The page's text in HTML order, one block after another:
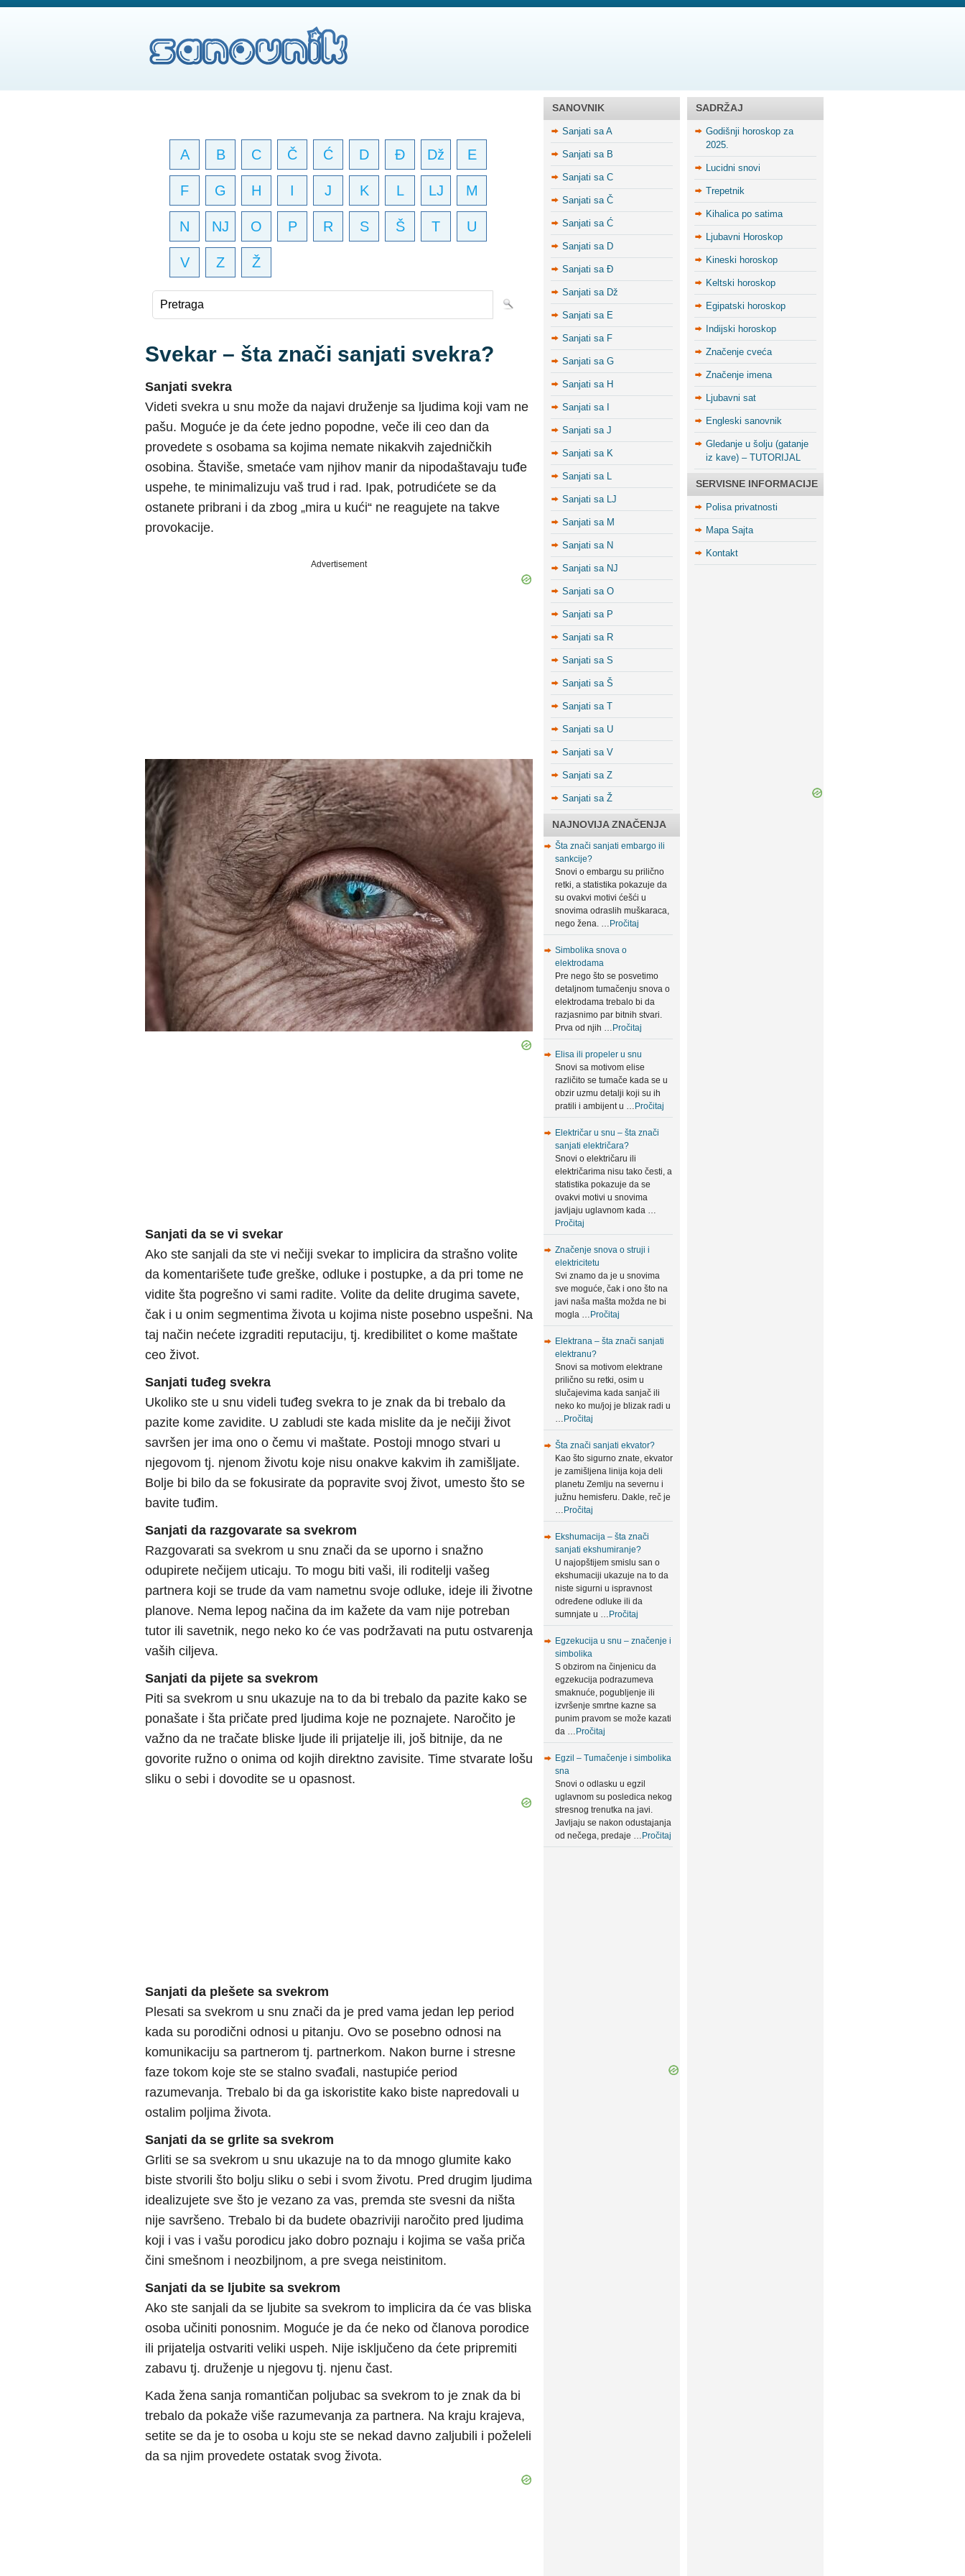
A B C Č Ć D Đ Dž E
F G H I J K L LJ M
N NJ O P R S Š T U
V Z Ž
Svekar – šta znači sanjati svekra?
Sanjati svekra
Videti svekra u snu može da najavi druženje sa ljudima koji vam ne
pašu. Moguće je da ćete jedno popodne, veče ili ceo dan da
provedete s osobama sa kojima nemate nikakvih zajedničkih
osobina. Štaviše, smetaće vam njihov manir da nipodaštavaju tuđe
uspehe, te minimalizuju vaš trud i rad. Ipak, potrudićete se da
ostanete pribrani i da zbog „mira u kući“ ne reagujete na takve
provokacije.
Advertisement
Sanjati da se vi svekar
Ako ste sanjali da ste vi nečiji svekar to implicira da strašno volite
da komentarišete tuđe greške, odluke i postupke, a da pri tome ne
vidite šta pogrešno vi sami radite. Volite da delite drugima savete,
čak i u onim segmentima života u kojima niste posebno uspešni. Na
taj način nećete izgraditi reputaciju, tj. kredibilitet o kome maštate
ceo život.
Sanjati tuđeg svekra
Ukoliko ste u snu videli tuđeg svekra to je znak da bi trebalo da
pazite kome zavidite. U zabludi ste kada mislite da je nečiji život
savršen jer ima ono o čemu vi maštate. Postoji mnogo stvari u
njegovom tj. njenom životu koje nisu onakve kakvim ih zamišljate.
Bolje bi bilo da se fokusirate da popravite svoj život, umesto što se
bavite tuđim.
Sanjati da razgovarate sa svekrom
Razgovarati sa svekrom u snu znači da se uporno i snažno
odupirete nečijem uticaju. To mogu biti vaši, ili roditelji vašeg
partnera koji se trude da vam nametnu svoje odluke, ideje ili životne
planove. Nema lepog načina da im kažete da vam nije potreban
tutor ili savetnik, nego neko ko će vas podržavati na putu ostvarenja
vaših ciljeva.
Sanjati da pijete sa svekrom
Piti sa svekrom u snu ukazuje na to da bi trebalo da pazite kako se
ponašate i šta pričate pred ljudima koje ne poznajete. Naročito je
važno da ne tračate bliske ljude ili prijatelje ili, još bitnije, da ne
govorite ružno o onima od kojih direktno zavisite. Time stvarate lošu
sliku o sebi i dovodite se u opasnost.
Sanjati da plešete sa svekrom
Plesati sa svekrom u snu znači da je pred vama jedan lep period
kada su porodični odnosi u pitanju. Ovo se posebno odnosi na
komunikaciju sa partnerom tj. partnerkom. Nakon burne i stresne
faze tokom koje ste se stalno svađali, nastupiće period
razumevanja. Trebalo bi da ga iskoristite kako biste napredovali u
ostalim poljima života.
Sanjati da se grlite sa svekrom
Grliti se sa svekrom u snu ukazuje na to da mnogo glumite kako
biste stvorili što bolju sliku o sebi i svom životu. Pred drugim ljudima
idealizujete sve što je vezano za vas, premda ste svesni da ništa
nije savršeno. Trebalo bi da budete obazriviji naročito pred ljudima
koji i vas i vašu porodicu jako dobro poznaju i kojima se vaša priča
čini smešnom i neozbiljnom, a pre svega neistinitom.
Sanjati da se ljubite sa svekrom
Ako ste sanjali da se ljubite sa svekrom to implicira da će vas bliska
osoba učiniti ponosnim. Moguće je da će neko od članova porodice
ili prijatelja ostvariti veliki uspeh. Nije isključeno da ćete pripremiti
zabavu tj. druženje u njegovu tj. njenu čast.
Kada žena sanja romantičan poljubac sa svekrom to je znak da bi
trebalo da pokaže više razumevanja za partnera. Na kraju krajeva,
setite se da je to osoba u koju ste se nekad davno zaljubili i poželeli
da sa njim provedete ostatak svog života.
SANOVNIK
Sanjati sa A
Sanjati sa B
Sanjati sa C
Sanjati sa Č
Sanjati sa Ć
Sanjati sa D
Sanjati sa Đ
Sanjati sa Dž
Sanjati sa E
Sanjati sa F
Sanjati sa G
Sanjati sa H
Sanjati sa I
Sanjati sa J
Sanjati sa K
Sanjati sa L
Sanjati sa LJ
Sanjati sa M
Sanjati sa N
Sanjati sa NJ
Sanjati sa O
Sanjati sa P
Sanjati sa R
Sanjati sa S
Sanjati sa Š
Sanjati sa T
Sanjati sa U
Sanjati sa V
Sanjati sa Z
Sanjati sa Ž
NAJNOVIJA ZNAČENJA
Šta znači sanjati embargo ili
sankcije?
Snovi o embargu su prilično
retki, a statistika pokazuje da
su ovakvi motivi ćešći u
snovima odraslih muškaraca,
nego žena. … Pročitaj
Simbolika snova o
elektrodama
Pre nego što se posvetimo
detaljnom tumačenju snova o
elektrodama trebalo bi da
razjasnimo par bitnih stvari.
Prva od njih … Pročitaj
Elisa ili propeler u snu
Snovi sa motivom elise
različito se tumače kada se u
obzir uzmu detalji koji su ih
pratili i ambijent u … Pročitaj
Električar u snu – šta znači
sanjati električara?
Snovi o električaru ili
električarima nisu tako česti, a
statistika pokazuje da se
ovakvi motivi u snovima
javljaju uglavnom kada …
Pročitaj
Značenje snova o struji i
elektricitetu
Svi znamo da je u snovima
sve moguće, čak i ono što na
javi naša mašta možda ne bi
mogla … Pročitaj
Elektrana – šta znači sanjati
elektranu?
Snovi sa motivom elektrane
prilično su retki, osim u
slučajevima kada sanjač ili
neko ko mu/joj je blizak radi u
… Pročitaj
Šta znači sanjati ekvator?
Kao što sigurno znate, ekvator
je zamišljena linija koja deli
planetu Zemlju na severnu i
južnu hemisferu. Dakle, reč je
… Pročitaj
Ekshumacija – šta znači
sanjati ekshumiranje?
U najopštijem smislu san o
ekshumaciji ukazuje na to da
niste sigurni u ispravnost
određene odluke ili da
sumnjate u … Pročitaj
Egzekucija u snu – značenje i
simbolika
S obzirom na činjenicu da
egzekucija podrazumeva
smaknuće, pogubljenje ili
izvršenje smrtne kazne sa
punim pravom se može kazati
da … Pročitaj
Egzil – Tumačenje i simbolika
sna
Snovi o odlasku u egzil
uglavnom su posledica nekog
stresnog trenutka na javi.
Javljaju se nakon odustajanja
od nečega, predaje … Pročitaj
SADRŽAJ
Godišnji horoskop za
2025.
Lucidni snovi
Trepetnik
Kihalica po satima
Ljubavni Horoskop
Kineski horoskop
Keltski horoskop
Egipatski horoskop
Indijski horoskop
Značenje cveća
Značenje imena
Ljubavni sat
Engleski sanovnik
Gledanje u šolju (gatanje
iz kave) – TUTORIJAL
SERVISNE INFORMACIJE
Polisa privatnosti
Mapa Sajta
Kontakt